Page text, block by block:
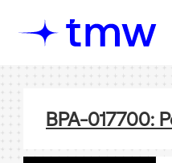
BPA-017700: